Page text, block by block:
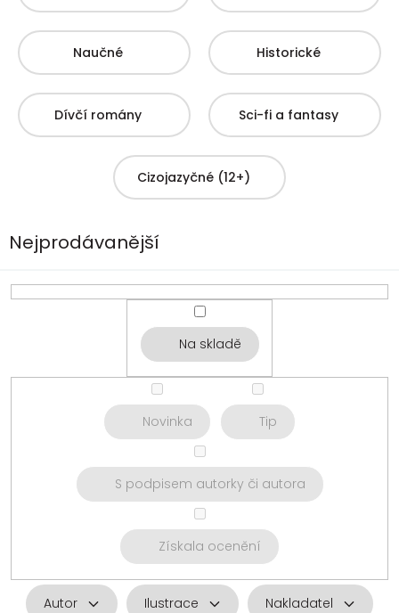
Naučné Historické
Dívčí romány Sci-fi a fantasy
Cizojazyčné (12+)
Nejprodávanější
Na skladě
Novinka Tip
S podpisem autorky či autora
Získala ocenění
Autor Ilustrace Nakladatel